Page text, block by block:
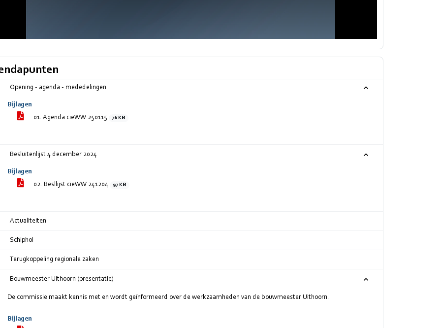
Opening - agenda - mededelingen
Bijlagen
01. Agenda cieWW 250115
76 KB
Besluitenlijst 4 december 2024
Bijlagen
02. Besllijst cieWW 241204
97 KB
Actualiteiten
Schiphol
Terugkoppeling regionale zaken
Bouwmeester Uithoorn (presentatie)
De commissie maakt kennis met en wordt geïnformeerd over de werkzaamheden van de bouwmeester Uithoorn.
Bijlagen